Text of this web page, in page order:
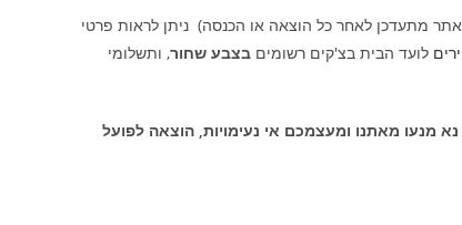
מתעדכן לאחר כל הוצאה או הכנסה) ניתן לראות פרטי
לועד הבית בצ'קים רשומים בצבע שחור, ותשלומי
נא מנעו מאתנו ומעצמכם אי נעימויות, הוצאה לפועל